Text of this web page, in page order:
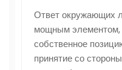
Ответ окружающих
мощным
собственное
принятие со